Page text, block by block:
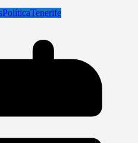
PolíticaTenerife